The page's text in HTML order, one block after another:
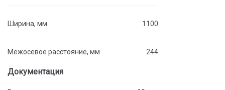
Ширина, мм 1100
Межосевое расстояние, мм 244
Документация